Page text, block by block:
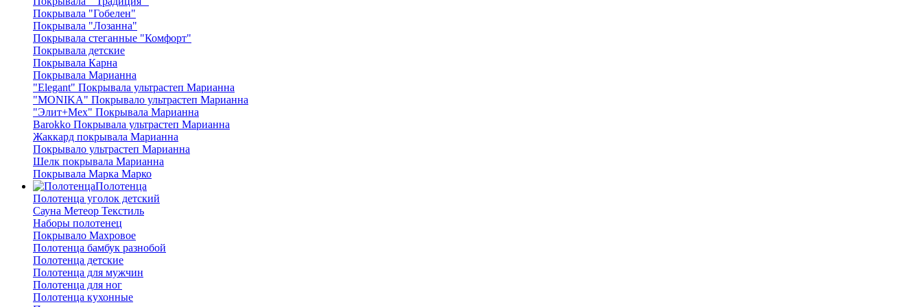
Покрывала "Гобелен"
Покрывала "Лозанна"
Покрывала стеганные "Комфорт"
Покрывала детские
Покрывала Карна
Покрывала Марианна
"Elegant" Покрывала ультрастеп Марианна
"MONIKA" Покрывало ультрастеп Марианна
"Элит+Мех" Покрывала Марианна
Barokko Покрывала ультрастеп Марианна
Жаккард покрывала Марианна
Покрывало ультрастеп Марианна
Шелк покрывала Марианна
Покрывала Марка Марко
Полотенца
Полотенца уголок детский
Сауна Метеор Текстиль
Наборы полотенец
Покрывало Махровое
Полотенца бамбук разнобой
Полотенца детские
Полотенца для мужчин
Полотенца для ног
Полотенца кухонные